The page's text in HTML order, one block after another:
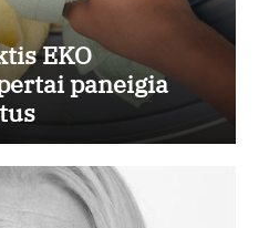
EKO
paneigia